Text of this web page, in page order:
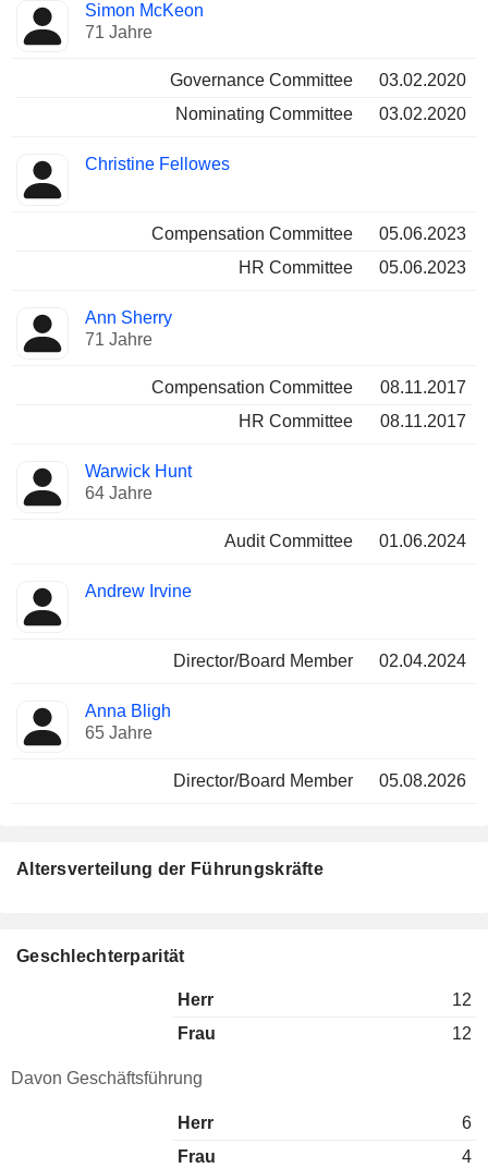
Simon McKeon
71 Jahre
Governance Committee
03.02.2020
Nominating Committee
03.02.2020
Christine Fellowes
Compensation Committee
05.06.2023
HR Committee
05.06.2023
Ann Sherry
71 Jahre
Compensation Committee
08.11.2017
HR Committee
08.11.2017
Warwick Hunt
64 Jahre
Audit Committee 01.06.2024
Andrew Irvine
Director/Board Member 02.04.2024
Anna Bligh
65 Jahre
Director/Board Member 05.08.2026
Altersverteilung der Führungskräfte
Geschlechterparität
Herr
12
Frau
12
Davon Geschäftsführung
Herr
6
Frau
4